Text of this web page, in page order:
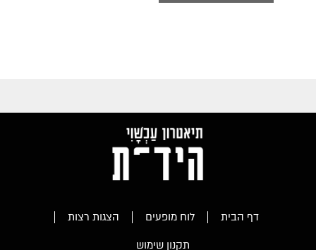
דף הבית לוח מופעים
הצגות רצות
תקנון שימוש